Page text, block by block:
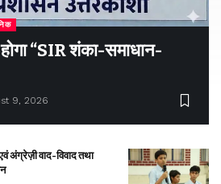
“SIR शंका-समाधान-
9, 2026
अंग्रेज़ी वाद-विवाद तथा